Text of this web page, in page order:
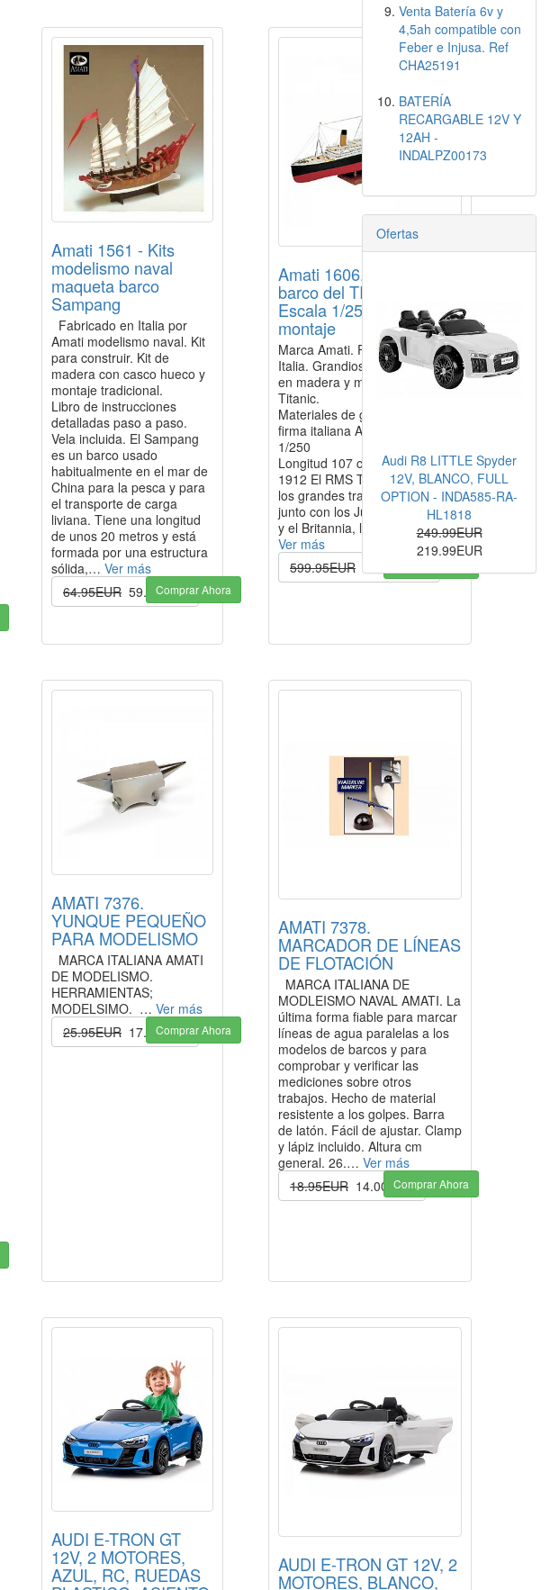
Amati 1561 - Kits
modelismo naval
maqueta barco
Sampang
Fabricado en Italia por
Amati modelismo naval. Kit
para construir. Kit de
madera con casco hueco y
montaje tradicional.
Libro de instrucciones
detalladas paso a paso.
Vela incluida. El Sampang
es un barco usado
habitualmente en el mar de
China para la pesca y para
el transporte de carga
liviana. Tiene una longitud
de unos 20 metros y está
formada por una estructura
sólida,… Ver más
64.95EUR 59.00EUR
Comprar Ahora
Amati 1606. Maqueta
barco del TITANIC.
Escala 1/250. Kit de
montaje
Marca Amati. Fabricado en
Italia. Grandioso kit de montaje
en madera y metal del mítico
Titanic.
Materiales de gran calidad de la
firma italiana Amati. Escala:
1/250
Longitud 107 cm TITANIC -
1912 El RMS Titanic era uno de
los grandes transatlánticos,
junto con los Juegos Olímpicos
y el Britannia, la compañía…
Ver más
599.95EUR 569.99EUR
AMATI 7376.
YUNQUE PEQUEÑO
PARA MODELISMO
MARCA ITALIANA AMATI
DE MODELISMO.
HERRAMIENTAS;
MODELSIMO. … Ver más
25.95EUR 17.99EUR
Comprar Ahora
AMATI 7378.
MARCADOR DE LÍNEAS
DE FLOTACIÓN
MARCA ITALIANA DE
MODLEISMO NAVAL AMATI. La
última forma fiable para marcar
líneas de agua paralelas a los
modelos de barcos y para
comprobar y verificar las
mediciones sobre otros
trabajos. Hecho de material
resistente a los golpes. Barra
de latón. Fácil de ajustar. Clamp
y lápiz incluido. Altura cm
general. 26.… Ver más
18.95EUR 14.00EURComprar Ahora
AUDI E-TRON GT
12V, 2 MOTORES,
AZUL, RC, RUEDAS AUDI E-TRON GT 12V, 2
MOTORES, BLANCO,
Venta Batería 6v y
4,5ah compatible con
Feber e Injusa. Ref
CHA25191
BATERÍA
RECARGABLE 12V Y
12AH -
INDALPZ00173
Ofertas
Audi R8 LITTLE Spyder
12V, BLANCO, FULL
OPTION - INDA585-RA-
HL1818
249.99EUR
219.99EUR